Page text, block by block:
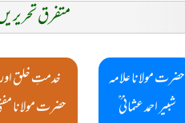
متفرق
حضرت مولانا علامہ
شبیر احمد عثمانی ؒ
خدمتِ خلق
حضرت مولانا